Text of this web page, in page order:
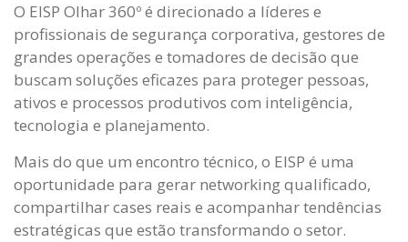
O EISP Olhar 360º é direcionado a líderes e
profissionais de segurança corporativa, gestores de
grandes operações e tomadores de decisão que
buscam soluções eficazes para proteger pessoas,
ativos e processos produtivos com inteligência,
tecnologia e planejamento.
Mais do que um encontro técnico, o EISP é uma
oportunidade para gerar networking qualificado,
compartilhar cases reais e acompanhar tendências
estratégicas que estão transformando o setor.